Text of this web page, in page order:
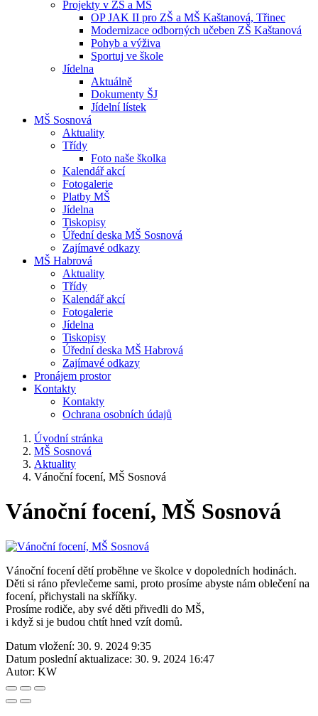
Projekty v ZŠ a MŠ
OP JAK II pro ZŠ a MŠ Kaštanová, Třinec
Modernizace odborných učeben ZŠ Kaštanová
Pohyb a výživa
Sportuj ve škole
Jídelna
Aktuálně
Dokumenty ŠJ
Jídelní lístek
MŠ Sosnová
Aktuality
Třídy
Foto naše školka
Kalendář akcí
Fotogalerie
Platby MŠ
Jídelna
Tiskopisy
Úřední deska MŠ Sosnová
Zajímavé odkazy
MŠ Habrová
Aktuality
Třídy
Kalendář akcí
Fotogalerie
Jídelna
Tiskopisy
Úřední deska MŠ Habrová
Zajímavé odkazy
Pronájem prostor
Kontakty
Kontakty
Ochrana osobních údajů
Úvodní stránka
MŠ Sosnová
Aktuality
Vánoční focení, MŠ Sosnová
Vánoční focení, MŠ Sosnová
Vánoční focení dětí proběhne ve školce v dopoledních hodinách.
Děti si ráno převlečeme sami, proto prosíme abyste nám oblečení na
focení, přichystali na skříňky.
Prosíme rodiče, aby své děti přivedli do MŠ,
i když si je budou chtít hned vzít domů.
Datum vložení: 30. 9. 2024 9:35
Datum poslední aktualizace: 30. 9. 2024 16:47
Autor: KW